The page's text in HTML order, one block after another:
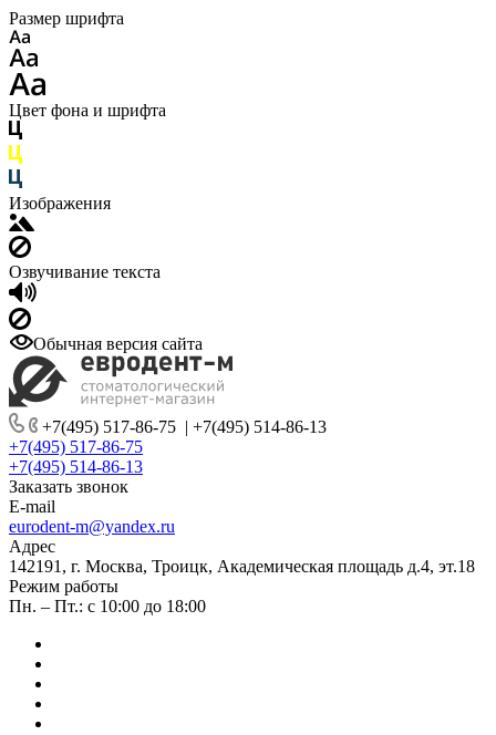
Размер шрифта
Цвет фона и шрифта
Изображения
Озвучивание текста
Обычная версия сайта
+7(495) 517-86-75 | +7(495) 514-86-13
+7(495) 517-86-75
+7(495) 514-86-13
Заказать звонок
E-mail
eurodent-m@yandex.ru
Адрес
142191, г. Москва, Троицк, Академическая площадь д.4, эт.18
Режим работы
Пн. – Пт.: с 10:00 до 18:00